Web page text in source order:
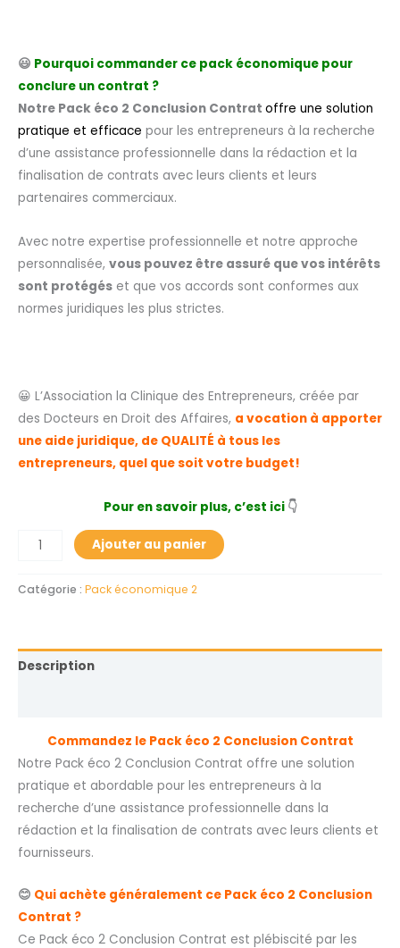
😃 Pourquoi commander ce pack économique pour
conclure un contrat ?
Notre Pack éco 2 Conclusion Contrat offre une solution
pratique et efficace pour les entrepreneurs à la recherche
d’une assistance professionnelle dans la rédaction et la
finalisation de contrats avec leurs clients et leurs
partenaires commerciaux.
Avec notre expertise professionnelle et notre approche
personnalisée, vous pouvez être assuré que vos intérêts
sont protégés et que vos accords sont conformes aux
normes juridiques les plus strictes.
😀 L’Association la Clinique des Entrepreneurs, créée par
des Docteurs en Droit des Affaires, a vocation à apporter
une aide juridique, de QUALITÉ à tous les
entrepreneurs, quel que soit votre budget!
Pour en savoir plus, c’est ici 👇
Ajouter au panier
Catégorie : Pack économique 2
Description
Commandez le Pack éco 2 Conclusion Contrat
Notre Pack éco 2 Conclusion Contrat offre une solution
pratique et abordable pour les entrepreneurs à la
recherche d’une assistance professionnelle dans la
rédaction et la finalisation de contrats avec leurs clients et
fournisseurs.
😊 Qui achète généralement ce Pack éco 2 Conclusion
Contrat ?
Ce Pack éco 2 Conclusion Contrat est plébiscité par les